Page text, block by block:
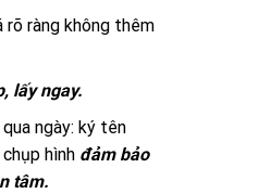
rõ ràng không thêm
lấy ngay.
qua ngày: ký tên
hình đảm bảo
tâm.